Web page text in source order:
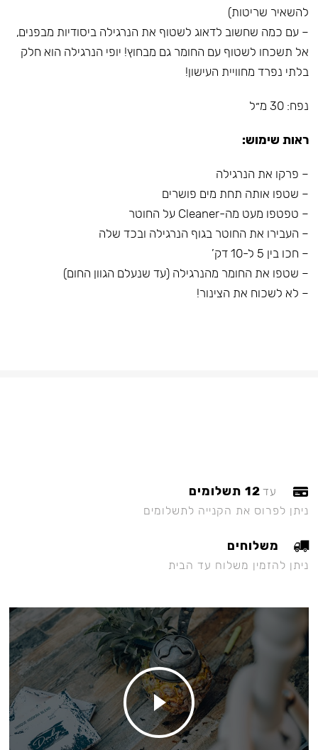
להשאיר שריטות)
– עם כמה שחשוב לדאוג לשטוף את הנרגילה ביסודיות מבפנים,
אל תשכחו לשטוף עם החומר גם מבחוץ! יופי הנרגילה הוא חלק
בלתי נפרד מחוויית העישון!
נפח: 30 מ״ל
ראות שימוש:
– פרקו את הנרגילה
– שטפו אותה תחת מים פושרים
– טפטפו מעט מה-Cleaner על החוטר
– העבירו את החוטר בגוף הנרגילה ובכד שלה
– חכו בין 5 ל-10 דק’
– שטפו את החומר מהנרגילה (עד שנעלם הגוון החום)
– לא לשכוח את הצינור!
עד 12 תשלומים
ניתן לפרוס את הקנייה לתשלומים
משלוחים
ניתן להזמין משלוח עד הבית